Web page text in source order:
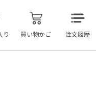
り 買い物かご 注文履歴